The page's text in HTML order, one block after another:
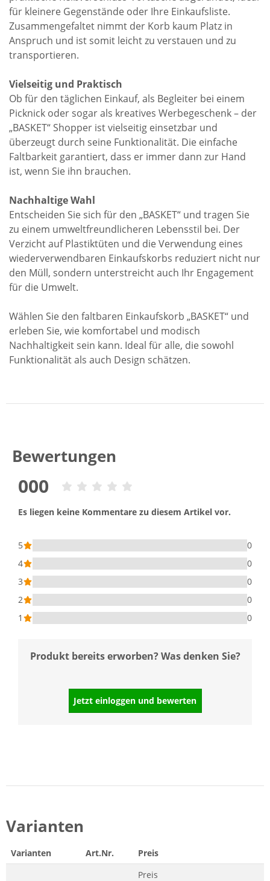
für kleinere Gegenstände oder Ihre Einkaufsliste.
Zusammengefaltet nimmt der Korb kaum Platz in
Anspruch und ist somit leicht zu verstauen und zu
transportieren.
Vielseitig und Praktisch
Ob für den täglichen Einkauf, als Begleiter bei einem
Picknick oder sogar als kreatives Werbegeschenk – der
„BASKET“ Shopper ist vielseitig einsetzbar und
überzeugt durch seine Funktionalität. Die einfache
Faltbarkeit garantiert, dass er immer dann zur Hand
ist, wenn Sie ihn brauchen.
Nachhaltige Wahl
Entscheiden Sie sich für den „BASKET“ und tragen Sie
zu einem umweltfreundlicheren Lebensstil bei. Der
Verzicht auf Plastiktüten und die Verwendung eines
wiederverwendbaren Einkaufskorbs reduziert nicht nur
den Müll, sondern unterstreicht auch Ihr Engagement
für die Umwelt.
Wählen Sie den faltbaren Einkaufskorb „BASKET“ und
erleben Sie, wie komfortabel und modisch
Nachhaltigkeit sein kann. Ideal für alle, die sowohl
Funktionalität als auch Design schätzen.
Bewertungen
000
Es liegen keine Kommentare zu diesem Artikel vor.
5
0
4
0
3
0
2
0
1
0
Produkt bereits erworben? Was denken Sie?
Jetzt einloggen und bewerten
Varianten
Varianten Art.Nr. Preis
Preis